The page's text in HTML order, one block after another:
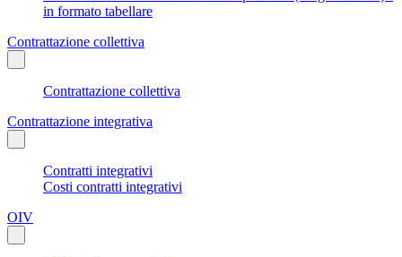
in formato tabellare
Contrattazione collettiva
Contrattazione collettiva
Contrattazione integrativa
Contratti integrativi
Costi contratti integrativi
OIV